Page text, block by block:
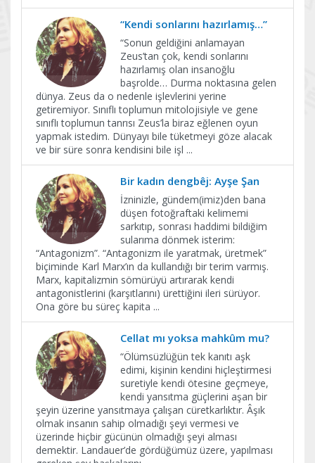
“Kendi sonlarını hazırlamış…”
“Sonun geldiğini anlamayan
Zeus’tan çok, kendi sonlarını
hazırlamış olan insanoğlu
başrolde… Durma noktasına gelen
dünya. Zeus da o nedenle işlevlerini yerine
getiremiyor. Sınıflı toplumun mitolojisiyle ve gene
sınıflı toplumun tanrısı Zeus’la biraz eğlenen oyun
yapmak istedim. Dünyayı bile tüketmeyi göze alacak
ve bir süre sonra kendisini bile işl ...
Bir kadın dengbêj: Ayşe Şan
İzninizle, gündem(imiz)den bana
düşen fotoğraftaki kelimemi
sarkıtıp, sonrası haddimi bildiğim
sularıma dönmek isterim:
“Antagonizm”. “Antagonizm ile yaratmak, üretmek”
biçiminde Karl Marx’ın da kullandığı bir terim varmış.
Marx, kapitalizmin sömürüyü artırarak kendi
antagonistlerini (karşıtlarını) ürettiğini ileri sürüyor.
Ona göre bu süreç kapita ...
Cellat mı yoksa mahkûm mu?
“Ölümsüzlüğün tek kanıtı aşk
edimi, kişinin kendini hiçleştirmesi
suretiyle kendi ötesine geçmeye,
kendi yansıtma güçlerini aşan bir
şeyin üzerine yansıtmaya çalışan cüretkarlıktır. Âşık
olmak insanın sahip olmadığı şeyi vermesi ve
üzerinde hiçbir gücünün olmadığı şeyi alması
demektir. Landauer’de gördüğümüz üzere, yapılması